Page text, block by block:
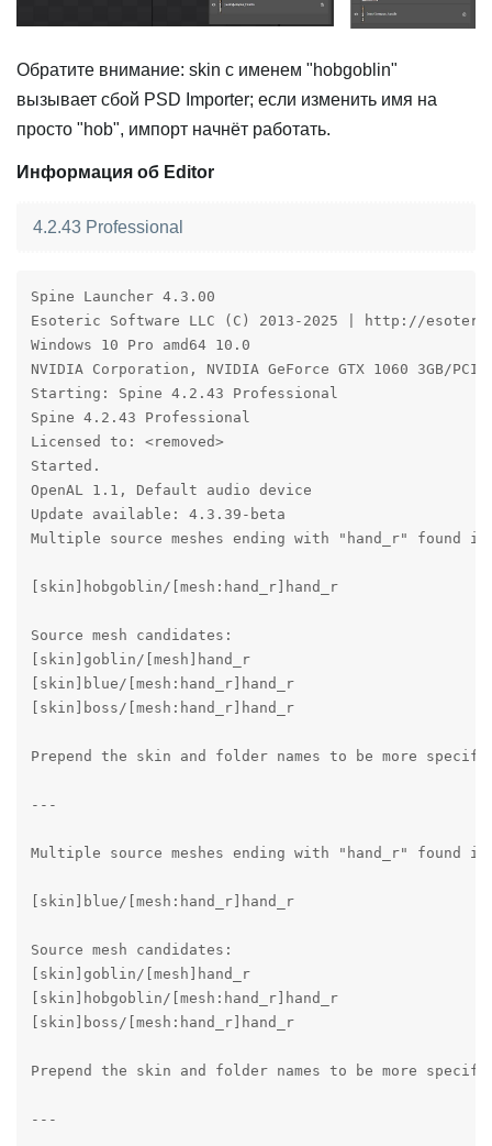
Обратите внимание: skin с именем "hobgoblin"
вызывает сбой PSD Importer; если изменить имя на
просто "hob", импорт начнёт работать.
Информация об Editor
4.2.43 Professional
Spine Launcher 4.3.00
Esoteric Software LLC (C) 2013-2025 | http://
Windows 10 Pro amd64 10.0
NVIDIA Corporation, NVIDIA GeForce GTX 1060 3GB/
Starting: Spine 4.2.43 Professional
Spine 4.2.43 Professional
Licensed to: <removed>
Started.
OpenAL 1.1, Default audio device
Update available: 4.3.39-beta
Multiple source meshes ending with "hand_r" found
[skin]hobgoblin/[mesh:hand_r]hand_r
Source mesh candidates:
[skin]goblin/[mesh]hand_r
[skin]blue/[mesh:hand_r]hand_r
[skin]boss/[mesh:hand_r]hand_r
Prepend the skin and folder names to be more
---
Multiple source meshes ending with "hand_r" found
[skin]blue/[mesh:hand_r]hand_r
Source mesh candidates:
[skin]goblin/[mesh]hand_r
[skin]hobgoblin/[mesh:hand_r]hand_r
[skin]boss/[mesh:hand_r]hand_r
Prepend the skin and folder names to be more
---